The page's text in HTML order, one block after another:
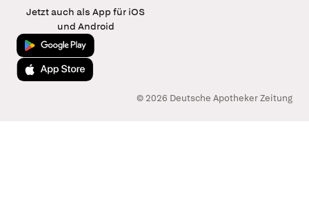
Jetzt auch als App für iOS
und Android
Jetzt bei Google Play
Laden im App Store
© 2026 Deutsche Apotheker Zeitung